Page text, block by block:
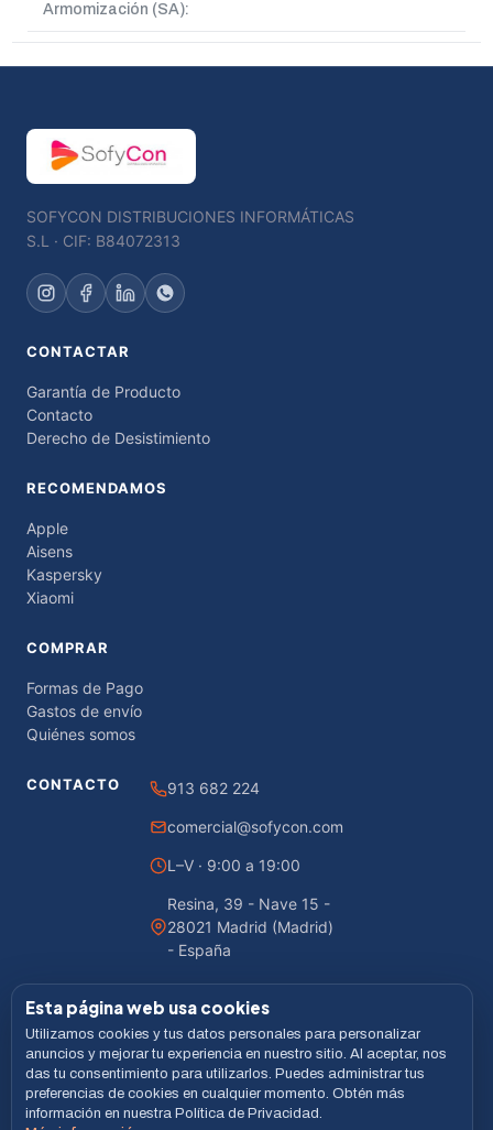
Armomización (SA):
SOFYCON DISTRIBUCIONES INFORMÁTICAS
S.L · CIF: B84072313
CONTACTAR
Garantía de Producto
Contacto
Derecho de Desistimiento
RECOMENDAMOS
Apple
Aisens
Kaspersky
Xiaomi
COMPRAR
Formas de Pago
Gastos de envío
Quiénes somos
CONTACTO 913 682 224
comercial@sofycon.com
L–V · 9:00 a 19:00
Resina, 39 - Nave 15 -
28021 Madrid (Madrid)
- España
© 2026 Sofycon · Todos los derechos reservados
Desarrollado porLiveCommerce
Esta página web usa cookies
Utilizamos cookies y tus datos personales para personalizar
anuncios y mejorar tu experiencia en nuestro sitio. Al aceptar, nos
das tu consentimiento para utilizarlos. Puedes administrar tus
preferencias de cookies en cualquier momento. Obtén más
información en nuestra Política de Privacidad.